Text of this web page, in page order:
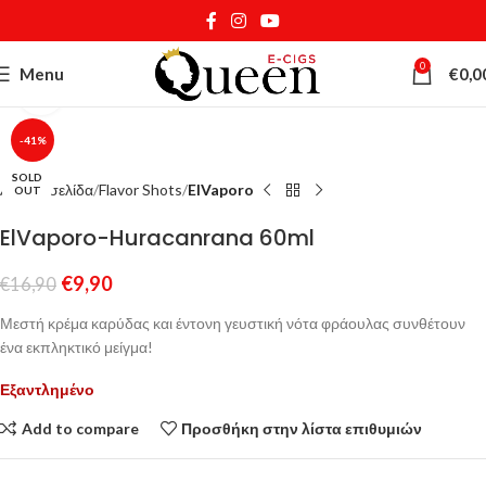
Menu 0 €
-41%
SOLD
OUT
Κάντε κλικ για μεγέθυνση
Αρχική σελίδα Flavor Shots ElVaporo
ElVaporo-Huracanrana 60ml
€16,90 €9,90
Μεστή κρέμα καρύδας και έντονη γευστική νότα φράουλας συνθέτουν
ένα εκπληκτικό μείγμα!
Εξαντλημένο
Add to compare Προσθήκη στην λίστα επιθυμιών